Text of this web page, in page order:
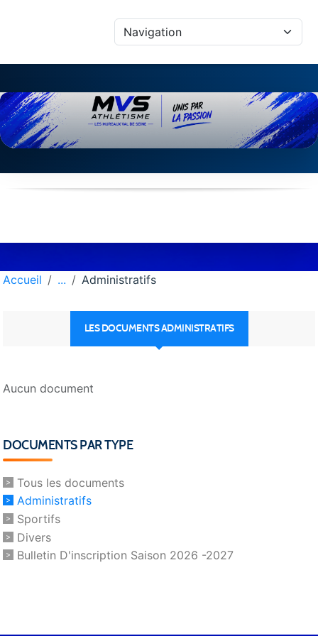
Accueil Administratifs
LES DOCUMENTS ADMINISTRATIFS
Aucun document
DOCUMENTS PAR TYPE
Tous les documents
Administratifs
Sportifs
Divers
Bulletin D'inscription Saison 2026 -2027